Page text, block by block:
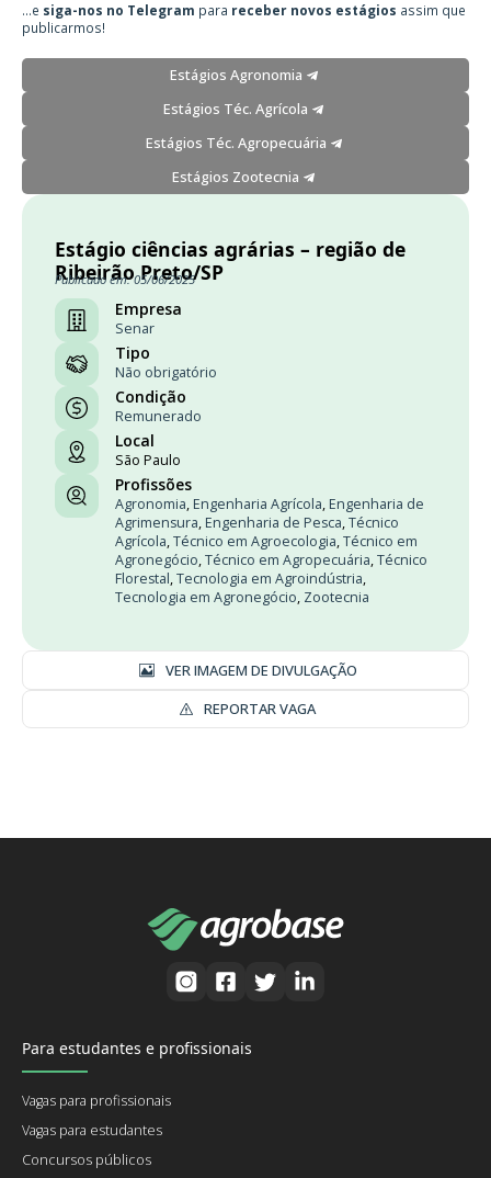
...e siga-nos no Telegram para receber novos estágios assim que
publicarmos!
Estágios Agronomia
Estágios Téc. Agrícola
Estágios Téc. Agropecuária
Estágios Zootecnia
Estágio ciências agrárias – região de
Ribeirão Preto/SP
Publicado em: 05/06/2025
Empresa
Senar
Tipo
Não obrigatório
Condição
Remunerado
Local
São Paulo
Profissões
Agronomia, Engenharia Agrícola, Engenharia de
Agrimensura, Engenharia de Pesca,Técnico
Agrícola,Técnico em Agroecologia,Técnico em
Agronegócio,Técnico em Agropecuária,Técnico
Florestal,Tecnologia em Agroindústria,
Tecnologia em Agronegócio, Zootecnia
VER IMAGEM DE DIVULGAÇÃO
REPORTAR VAGA
Para estudantes e profissionais
Vagas para profissionais
Vagas para estudantes
Concursos públicos